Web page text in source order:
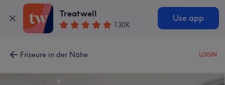
Treatwell
130K
Use app
Friseure in der Nähe LOGIN